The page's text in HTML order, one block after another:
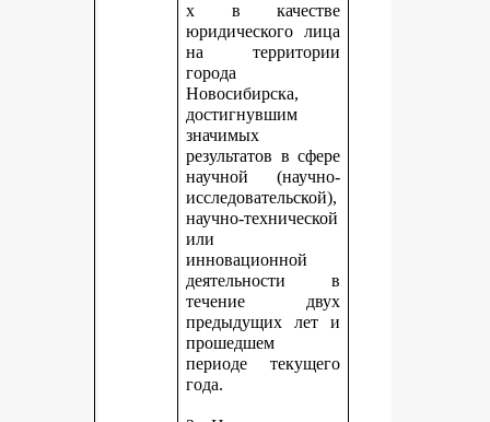
х в качестве
юридического лица
на территории
города
Новосибирска,
достигнувшим
значимых
результатов в сфере
научной (научно-
исследовательской),
научно-технической
или
инновационной
деятельности в
течение двух
предыдущих лет и
прошедшем
периоде текущего
года.